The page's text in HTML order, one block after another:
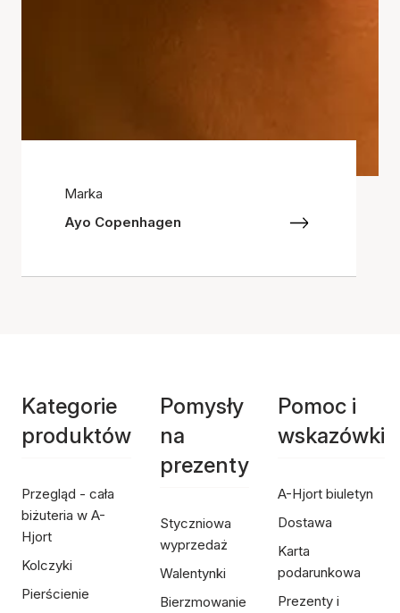
Marka
Ayo Copenhagen
Kategorie
produktów
Przegląd - cała
biżuteria w A-
Hjort
Kolczyki
Pierścienie
Pomysły
na
prezenty
Styczniowa
wyprzedaż
Walentynki
Bierzmowanie
Pomoc i
wskazówki
A-Hjort biuletyn
Dostawa
Karta
podarunkowa
Prezenty i